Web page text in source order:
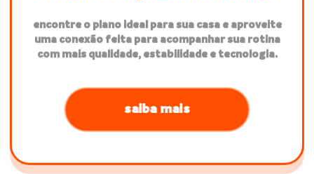
encontre o plano ideal para sua casa e aproveite
uma conexão feita para acompanhar sua rotina
com mais qualidade, estabilidade e tecnologia.
saiba mais